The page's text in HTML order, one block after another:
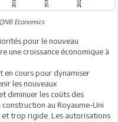
Economics
pour le nouveau
une croissance économique à
cours pour dynamiser
les nouveaux
diminuer les coûts des
au Royaume-Uni
trop rigide. Les autorisations